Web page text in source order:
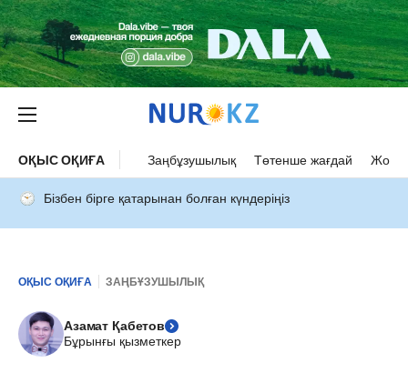
ОҚЫС ОҚИҒА Заңбұзушылық Төтенше жағдай Жол
Бізбен бірге қатарынан болған күндеріңіз
ОҚЫС ОҚИҒА ЗАҢБҰЗУШЫЛЫҚ
Азамат Қабетов
Бұрынғы қызметкер